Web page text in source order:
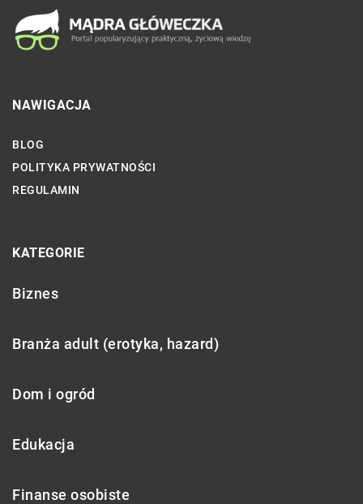
NAWIGACJA
BLOG
POLITYKA PRYWATNOŚCI
REGULAMIN
KATEGORIE
Biznes
Branża adult (erotyka, hazard)
Dom i ogród
Edukacja
Finanse osobiste